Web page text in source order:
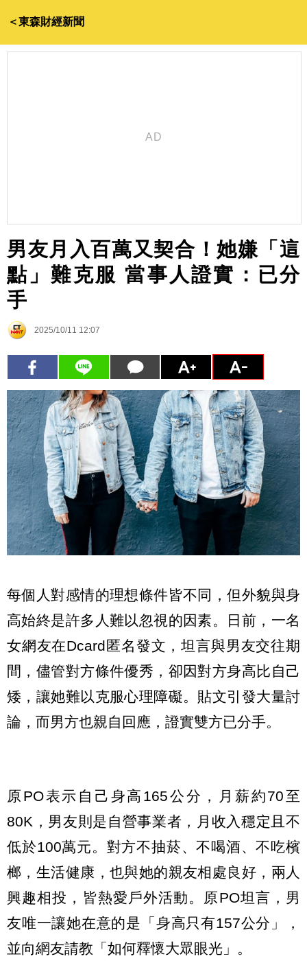
＜東森財經新聞
男友月入百萬又契合！她嫌「這
點」難克服 當事人證實：已分
手
2025/10/11 12:07
每個人對感情的理想條件皆不同，但外貌與身
高始終是許多人難以忽視的因素。日前，一名
女網友在Dcard匿名發文，坦言與男友交往期
間，儘管對方條件優秀，卻因對方身高比自己
矮，讓她難以克服心理障礙。貼文引發大量討
論，而男方也親自回應，證實雙方已分手。
原PO表示自己身高165公分，月薪約70至
80K，男友則是自營事業者，月收入穩定且不
低於100萬元。對方不抽菸、不喝酒、不吃檳
榔，生活健康，也與她的親友相處良好，兩人
興趣相投，皆熱愛戶外活動。原PO坦言，男
友唯一讓她在意的是「身高只有157公分」，
並向網友請教「如何釋懷大眾眼光」。